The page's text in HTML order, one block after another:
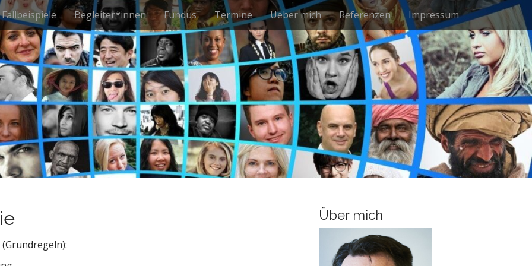
Fallbeispiele Begleiter*innen Fundus Termine Ueber mich Referenzen Impressum
(Grundregeln):
Über mich